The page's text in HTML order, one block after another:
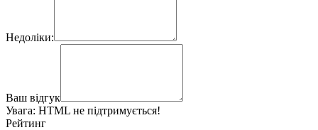
Недоліки:
Ваш відгук
Увага: HTML не підтримується!
Рейтинг